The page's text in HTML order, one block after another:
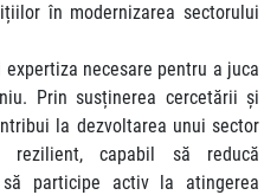
în modernizarea sectorului
necesare pentru a juca
Prin susținerea cercetării și
la dezvoltarea unui sector
rezilient, capabil să reducă
participe activ la atingerea